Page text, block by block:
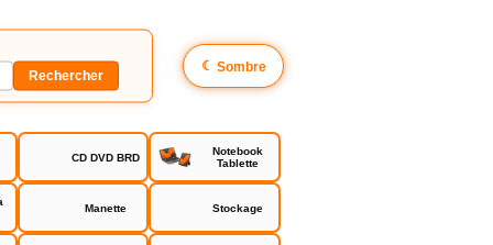
☾ Sombre
CD DVD BRD
Notebook
Tablette
Manette Stockage